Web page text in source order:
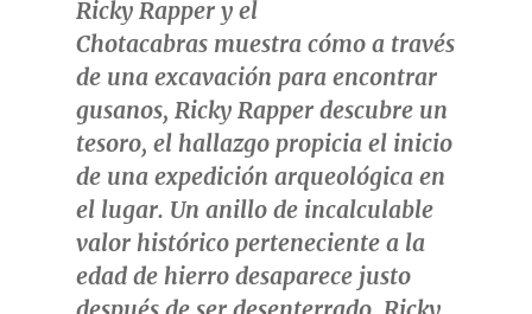
Ricky Rapper y el
Chotacabrasmuestra cómo a través
de una excavación para encontrar
gusanos, Ricky Rapper descubre un
tesoro, el hallazgo propicia el inicio
de una expedición arqueológica en
el lugar. Un anillo de incalculable
valor histórico perteneciente a la
edad de hierro desaparece justo